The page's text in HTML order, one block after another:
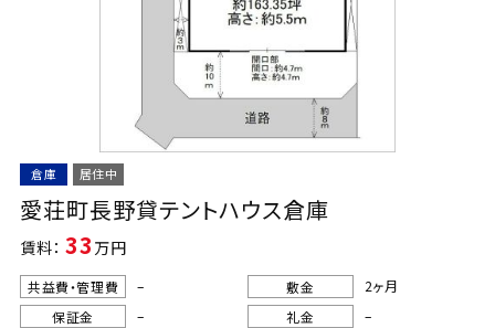
倉庫 居住中
愛荘町長野貸テントハウス倉庫
賃料：33 万円
共益費・管理費 – 敷金
2ヶ月
保証金
– 礼金
–